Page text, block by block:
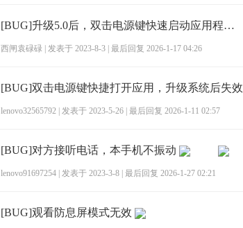
[BUG]升级5.0后，双击电源键快速启动应用程序失效了
西闸袁碌碌 发表于 2023-8-3 最后回复 2026-1-17 04:26
[BUG]双击电源键快捷打开应用，升级系统后失效
lenovo32565792 发表于 2023-5-26 最后回复 2026-1-11 02:57
[BUG]对方接听电话，本手机不振动
lenovo91697254 发表于 2023-3-8 最后回复 2026-1-27 02:21
[BUG]观看防息屏模式无效